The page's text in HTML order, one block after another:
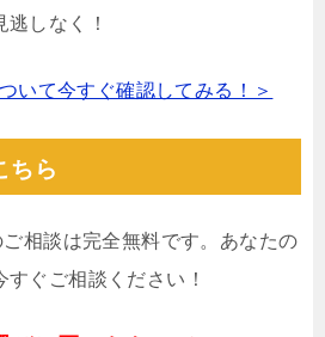
しなく！
いて今すぐ確認してみる！＞
ちら
相談は完全無料です。あなたの
ぐご相談ください！